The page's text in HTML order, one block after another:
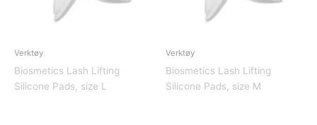
Verktøy
Biosmetics Lash Lifting
Silicone Pads, size L
Verktøy
Biosmetics Lash Lifting
Silicone Pads, size M